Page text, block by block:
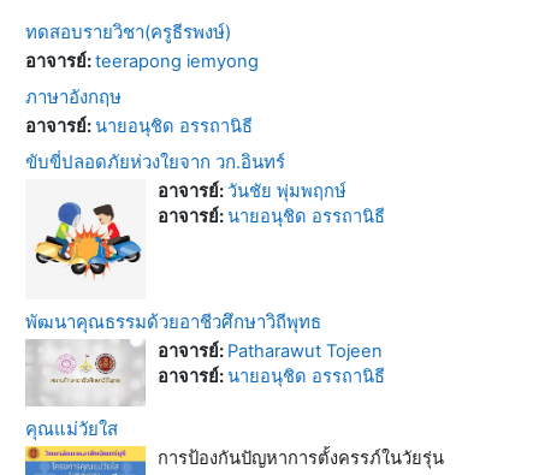
ทดสอบรายวิชา(ครูธีรพงษ์)
อาจารย์:teerapong iemyong
ภาษาอังกฤษ
อาจารย์:นายอนุชิด อรรถานิธี
ขับขี่ปลอดภัยห่วงใยจาก วก.อินทร์
อาจารย์: วันชัย พุ่มพฤกษ์
อาจารย์:นายอนุชิด อรรถานิธี
พัฒนาคุณธรรมด้วยอาชีวศึกษาวิถีพุทธ
อาจารย์: Patharawut Tojeen
อาจารย์:นายอนุชิด อรรถานิธี
คุณแม่วัยใส
การป้องกันปัญหาการตั้งครรภ์ในวัยรุ่น